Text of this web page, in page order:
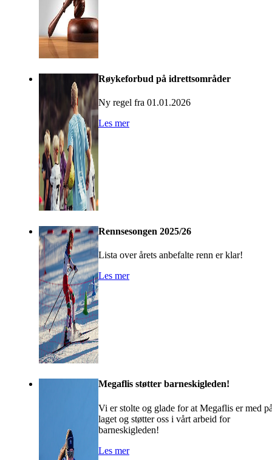
Røykeforbud på idrettsområder
Ny regel fra 01.01.2026
Les mer
Rennsesongen 2025/26
Lista over årets anbefalte renn er klar!
Les mer
Megaflis støtter barneskigleden!
Vi er stolte og glade for at Megaflis er med
laget og støtter oss i vårt arbeid for
barneskigleden!
Les mer